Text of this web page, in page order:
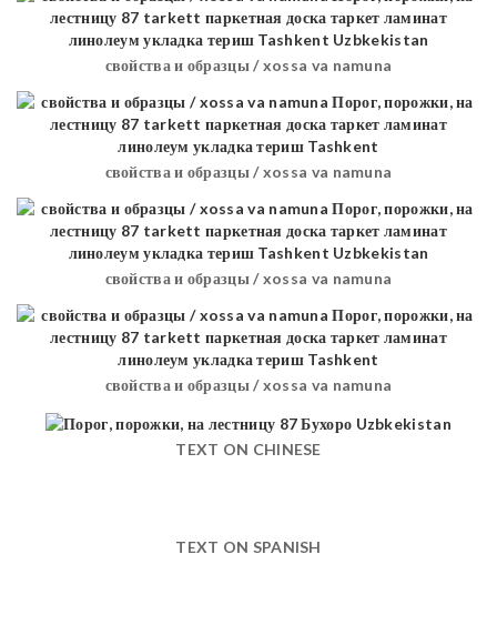
свойства и образцы / xossa va namuna
свойства и образцы / xossa va namuna
свойства и образцы / xossa va namuna
свойства и образцы / xossa va namuna
TEXT ON CHINESE
TEXT ON SPANISH